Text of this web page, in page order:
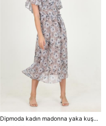
Dipmoda kadın madonna yaka kuşaklı desenli şifon elbise RY10037